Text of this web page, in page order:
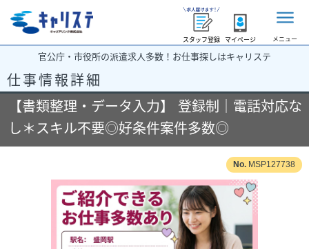
スタッフ登録 マイページ メニュー
官公庁・市役所の派遣求人多数！お仕事探しはキャリステ
仕事情報詳細
【書類整理・データ入力】 登録制｜電話対応な
し＊スキル不要◎好条件案件多数◎
MSP127738